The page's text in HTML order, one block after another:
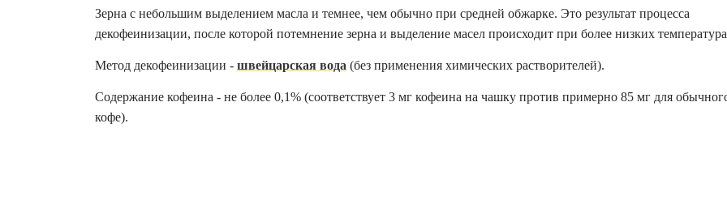
Зерна с небольшим выделением масла и темнее, чем обычно при средней обжарке. Это результат процесса
декофеинизации, после которой потемнение зерна и выделение масел происходит при более низких
Метод декофеинизации - швейцарская вода (без применения химических растворителей).
Содержание кофеина - не более 0,1% (соответствует 3 мг кофеина на чашку против примерно 85 мг для
кофе).